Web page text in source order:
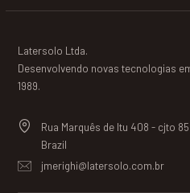
Latersolo Ltda.
Desenvolvendo novas tecnologias
1989.
Rua Marquês de Itu 408 - cjto
Brazil
jmerighi@latersolo.com.br